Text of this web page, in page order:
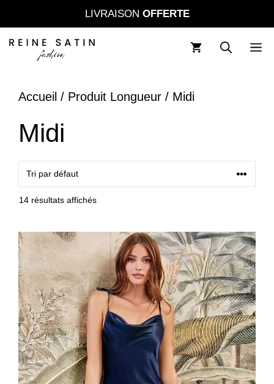
au
contenu
LIVRAISON OFFERTE
Accueil / Produit Longueur / Midi
Midi
14 résultats affichés